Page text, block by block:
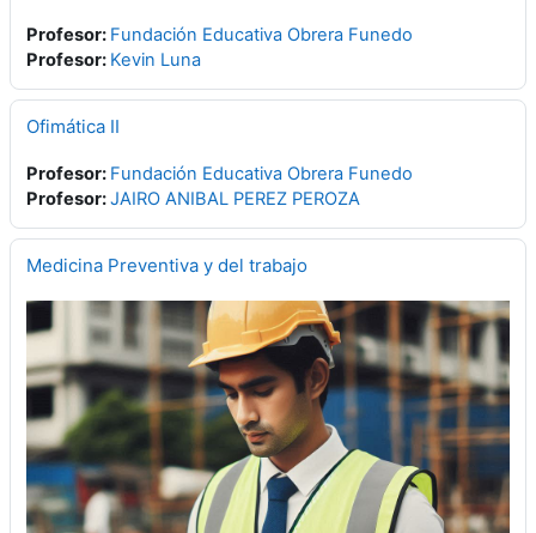
Profesor: Fundación Educativa Obrera Funedo
Profesor: Kevin Luna
Ofimática II
Profesor: Fundación Educativa Obrera Funedo
Profesor:JAIRO ANIBAL PEREZ PEROZA
Medicina Preventiva y del trabajo